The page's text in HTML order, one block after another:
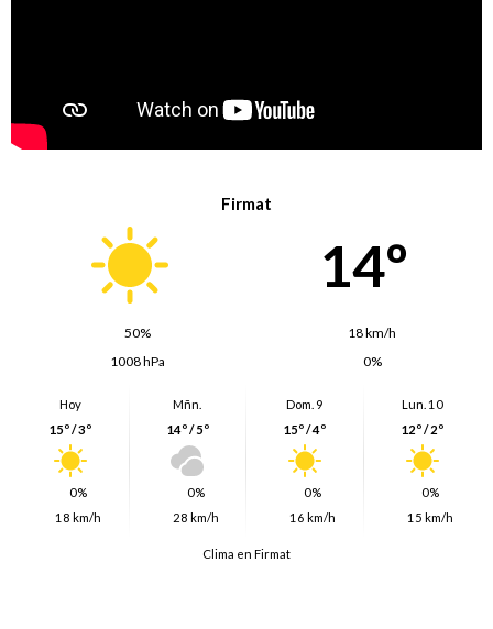
Firmat
14º
50%
18 km/h
1008 hPa
0%
Hoy
15º / 3º
0%
18 km/h
Mñn.
14º / 5º
0%
28 km/h
Dom. 9
15º / 4º
0%
16 km/h
Lun. 10
12º / 2º
0%
15 km/h
Clima en Firmat